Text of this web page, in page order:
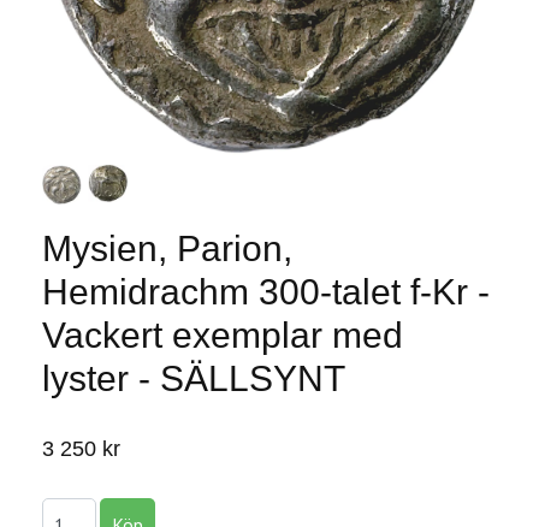
Mysien, Parion,
Hemidrachm 300-talet f-Kr -
Vackert exemplar med
lyster - SÄLLSYNT
3 250 kr